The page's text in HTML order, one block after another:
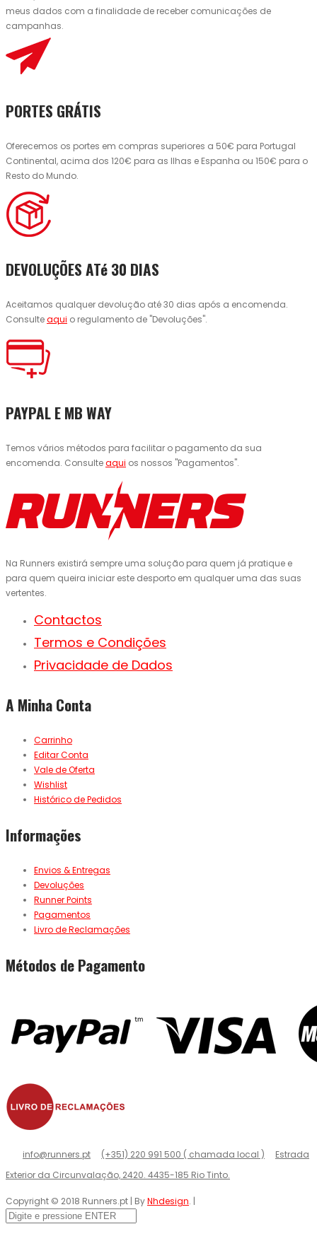
meus dados com a finalidade de receber comunicações de
campanhas.
PORTES GRÁTIS
Oferecemos os portes em compras superiores a 50€ para Portugal
Continental, acima dos 120€ para as Ilhas e Espanha ou 150€ para o
Resto do Mundo.
DEVOLUÇÕES ATé 30 DIAS
Aceitamos qualquer devolução até 30 dias após a encomenda.
Consulteaqui o regulamento de "Devoluções".
PAYPAL E MB WAY
Temos vários métodos para facilitar o pagamento da sua
encomenda. Consulteaqui os nossos "Pagamentos".
Na Runners existirá sempre uma solução para quem já pratique e
para quem queira iniciar este desporto em qualquer uma das suas
vertentes.
Contactos
Termos e Condições
Privacidade de Dados
A Minha Conta
Carrinho
Editar Conta
Vale de Oferta
Wishlist
Histórico de Pedidos
Informações
Envios & Entregas
Devoluções
Runner Points
Pagamentos
Livro de Reclamações
Métodos de Pagamento
info@runners.pt (+351) 220 991 500 ( chamada local )
Estrada
Exterior da Circunvalação, 2420. 4435-185 Rio Tinto.
Copyright © 2018 Runners.pt | ByNhdesign. |